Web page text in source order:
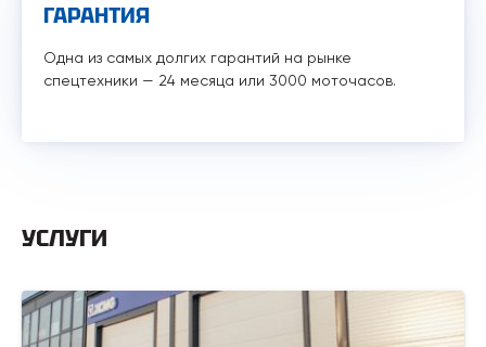
ГАРАНТИЯ
Одна из самых долгих гарантий на рынке
спецтехники — 24 месяца или 3000 моточасов.
УСЛУГИ